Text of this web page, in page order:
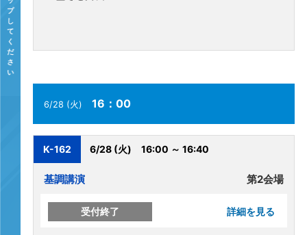
6/28 (火) 16：00
K-162 6/28 (火) 16:00 ～ 16:40
基調講演 第2会場
受付終了 詳細を見る